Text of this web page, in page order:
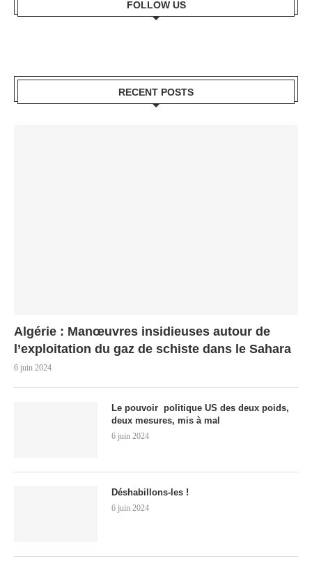
FOLLOW US
RECENT POSTS
Algérie : Manœuvres insidieuses autour de
l’exploitation du gaz de schiste dans le Sahara
6 juin 2024
Le pouvoir politique US des deux poids,
deux mesures, mis à mal
6 juin 2024
Déshabillons-les !
6 juin 2024